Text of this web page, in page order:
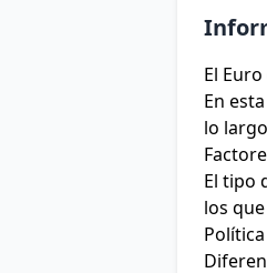
El
En
lo
El tipo
los